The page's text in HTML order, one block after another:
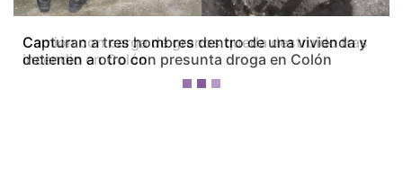
Camión con carga de granos queda destruido tras
incendio en Colón